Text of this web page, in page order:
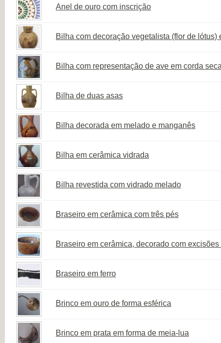
Anel de ouro com inscrição
Bilha com decoração vegetalista (flor de lótus)
Bilha com representação de ave em corda
Bilha de duas asas
Bilha decorada em melado e manganês
Bilha em cerâmica vidrada
Bilha revestida com vidrado melado
Braseiro em cerâmica com três pés
Braseiro em cerâmica, decorado com
Braseiro em ferro
Brinco em ouro de forma esférica
Brinco em prata em forma de meia-lua